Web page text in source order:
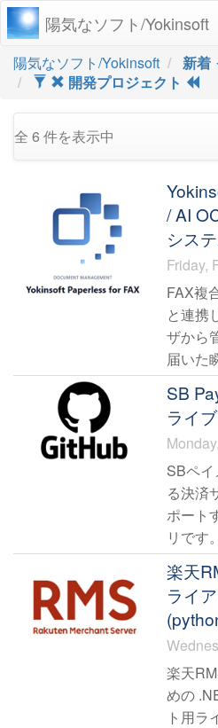
陽気なソフト/Yokinsoft
陽気なソフト/Yokinsoft
新着
開発プロジェクト
全 6 件を表示中
/ AI
シス
Friday,
FAX複
と連携
ザから
届いた
件、送
金額な
検索
SB
ライ
SBペ
る決済
ポート
リです
みます
リンク
ングと
API型
プログ
Hash
楽天
ライ
楽天
めの
ト用ラ